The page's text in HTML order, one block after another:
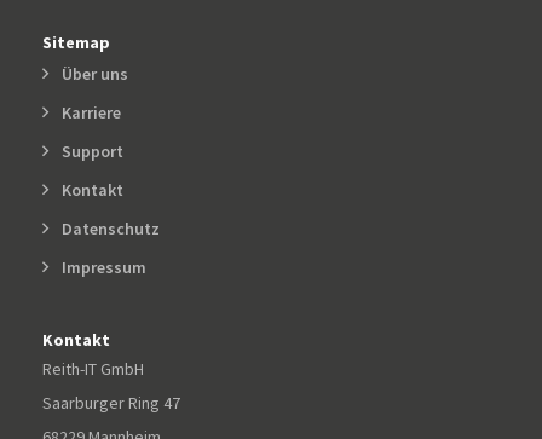
Sitemap
Über uns
Karriere
Support
Kontakt
Datenschutz
Impressum
Kontakt
Reith-IT GmbH
Saarburger Ring 47